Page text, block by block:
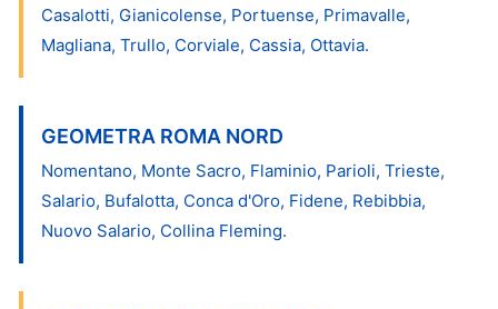
Casalotti, Gianicolense, Portuense, Primavalle,
Magliana, Trullo, Corviale, Cassia, Ottavia.
GEOMETRA ROMA NORD
Nomentano, Monte Sacro, Flaminio, Parioli, Trieste,
Salario, Bufalotta, Conca d'Oro, Fidene, Rebibbia,
Nuovo Salario, Collina Fleming.